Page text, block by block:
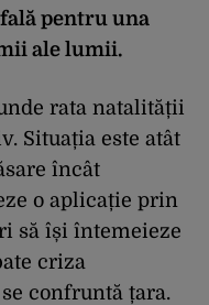
pentru una
ale lumii.
rata natalității
Situația este atât
încât
o aplicație prin
să își întemeieze
criza
confruntă țara.